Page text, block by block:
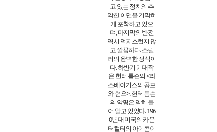
고 있는 정치의 추
악한 이면을 기막히
게 포착하고 있으
며, 마지막의 반전
역시 억지스럽지 않
고 깔끔하다. 스릴
러의 완벽한 정석이
다. 하반기 기대작
은 헌터 톰슨의 <라
스베이거스의 공포
와 혐오>. 헌터 톰슨
의 악명은 익히 들
어 알고 있었다. 196
0년대 미국의 카운
터컬터의 아이콘이